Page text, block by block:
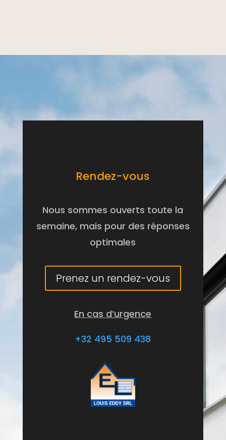
Rendez-vous
Nous sommes ouverts toute la
semaine, mais pour des réponses
optimales
Prenez un rendez-vous
En cas d’urgence
+32 495 509 438